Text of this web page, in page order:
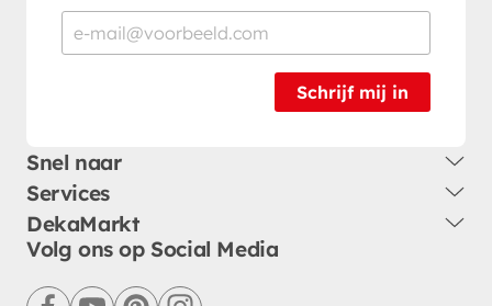
Schrijf mij in
Snel naar
Services
DekaMarkt
Volg ons op Social Media